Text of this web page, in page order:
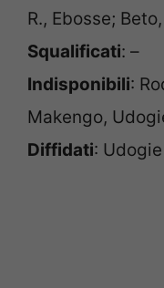
R., Ebosse;
Squalificati: –
Indisponibili:
Makengo,
Diffidati: Udogie